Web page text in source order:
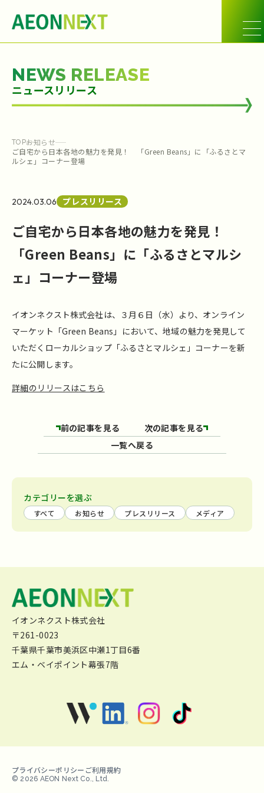
NEWS RELEASE
ニュースリリース
TOPお知らせ
ご自宅から日本各地の魅力を発見！ 「Green Beans」に「ふるさとマ
ルシェ」コーナー登場
2024.03.06 プレスリリース
ご自宅から日本各地の魅力を発見！
「Green Beans」に「ふるさとマルシ
ェ」コーナー登場
イオンネクスト株式会社は、３月６日（水）より、オンライン
マーケット「Green Beans」において、地域の魅力を発見して
いただくローカルショップ「ふるさとマルシェ」コーナーを新
たに公開します。
詳細のリリースはこちら
前の記事を見る
一覧へ戻る
次の記事を見る
カテゴリーを選ぶ
すべて お知らせ プレスリリース メディア
イオンネクスト株式会社
〒261-0023
千葉県千葉市美浜区中瀬1丁目6番
エム・ベイポイント幕張7階
プライバシーポリシー ご利用規約
© 2026 AEON Next Co., Ltd.